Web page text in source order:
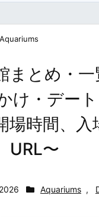
Aquariums
まとめ・
け・デー
場時間、
URL〜
Aquariums ,